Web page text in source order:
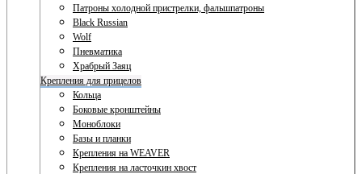
Патроны холодной пристрелки, фальшпатроны
Black Russian
Wolf
Пневматика
Храбрый Заяц
Крепления для прицелов
Кольца
Боковые кронштейны
Моноблоки
Базы и планки
Крепления на WEAVER
Крепления на ласточкин хвост